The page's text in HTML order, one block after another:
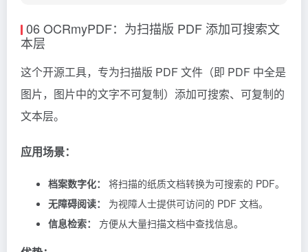
本层
这个开源工具，专为扫描版 PDF 文件（即 PDF 中全是
图片，图片中的文字不可复制）添加可搜索、可复制的
文本层。
应用场景：
档案数字化： 将扫描的纸质文档转换为可搜索的 PDF。